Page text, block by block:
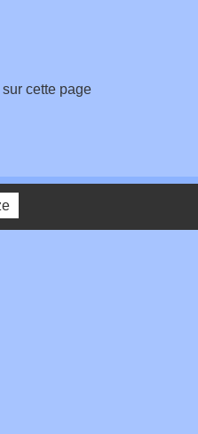
cette page